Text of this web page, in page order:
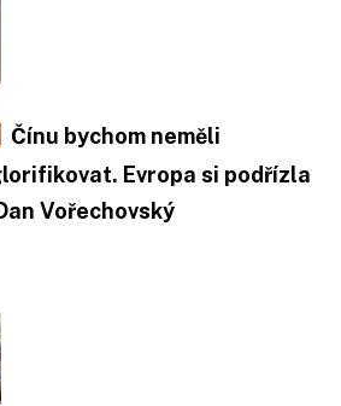
Čínu bychom neměli
Evropa si podřízla
Vořechovský